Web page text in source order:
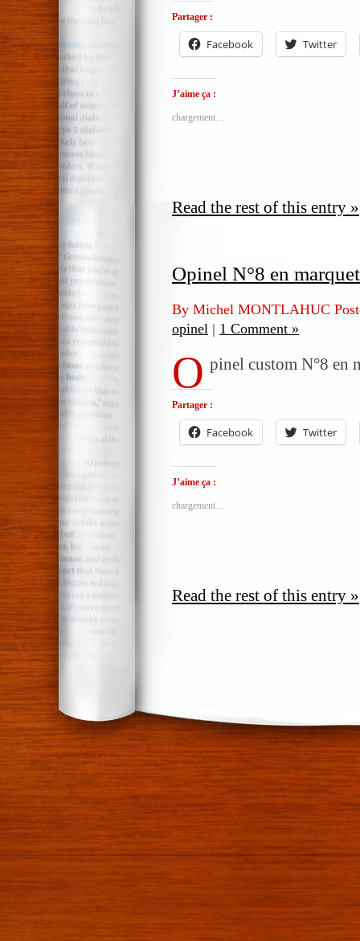
Partager :
Facebook Twitter
J’aime ça :
chargement…
Read the rest of this entry »
Opinel N°8 en
By Michel MONTLAHUC
opinel | 1 Comment »
O pinel custom N°8 en
Partager :
Facebook Twitter
J’aime ça :
chargement…
Read the rest of this entry »